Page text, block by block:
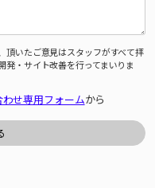
頂いたご意見はスタッフがすべて拝
発・サイト改善を行ってまいりま
わせ専用フォームから